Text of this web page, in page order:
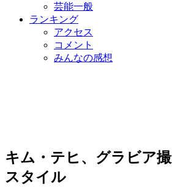
芸能一般
ランキング
アクセス
コメント
みんなの感想
キム・テヒ、グラビア
スタイル